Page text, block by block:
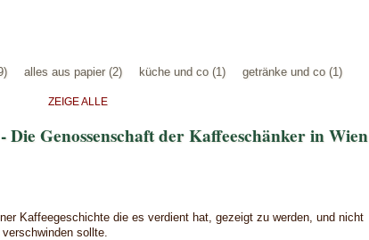
alles aus papier (2) küche und co (1) getränke und co (1)
ZEIGE ALLE
Genossenschaft der Kaffeeschänker in Wien
Kaffeegeschichte die es verdient hat, gezeigt zu werden, und nicht
sollte.